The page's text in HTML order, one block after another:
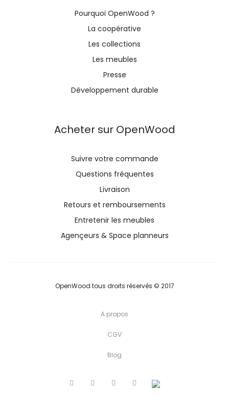
Pourquoi OpenWood ?
La coopérative
Les collections
Les meubles
Presse
Développement durable
Acheter sur OpenWood
Suivre votre commande
Questions fréquentes
Livraison
Retours et remboursements
Entretenir les meubles
Agençeurs & Space planneurs
OpenWood tous droits réservés © 2017
A propos
CGV
Blog